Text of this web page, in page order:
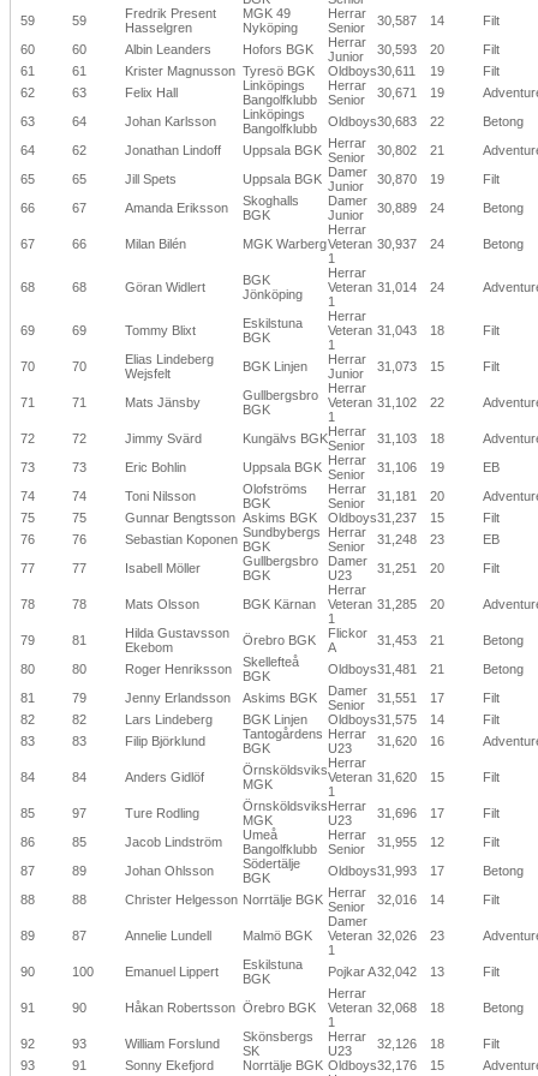
59
59
Fredrik Present
Hasselgren
MGK 49
Nyköping
Herrar
Senior
30,587 14
Filt
60
60 Albin Leanders Hofors BGK
Herrar
Junior
30,593 20
Filt
61
61 Krister Magnusson Tyresö BGK Oldboys30,611 19
Filt
62
63 Felix Hall
Linköpings
Bangolfklubb
Herrar
Senior
30,671 19
63
64 Johan Karlsson
Linköpings
Bangolfklubb
Oldboys30,683 22
Betong
64
62 Jonathan Lindoff Uppsala BGK Herrar
Senior
30,802 21
65
65 Jill Spets Uppsala BGK Damer
Junior
30,870 19
Filt
66
67 Amanda Eriksson
Skoghalls
BGK
Damer
Junior
30,889 24 Betong
67 66 Milan Bilén MGK Warberg
Herrar
Veteran
1
30,937 24 Betong
68 68 Göran Widlert
BGK
Jönköping
Herrar
Veteran
1
31,014 24
69 69 Tommy Blixt
Eskilstuna
BGK
Herrar
Veteran
1
31,043 18 Filt
70 70
Elias Lindeberg
Wejsfelt
BGK Linjen
Herrar
Junior
31,073 15 Filt
71 71 Mats Jänsby
Gullbergsbro
BGK
Herrar
Veteran
1
31,102 22
72 72 Jimmy Svärd Kungälvs BGKHerrar
Senior
31,103 18
73
73 Eric Bohlin Uppsala BGK Herrar
Senior
31,106 19
EB
74
74 Toni Nilsson
Olofströms
BGK
Herrar
Senior
31,181 20
75
75 Gunnar Bengtsson Askims BGK Oldboys31,237 15
Filt
76
76 Sebastian Koponen Sundbybergs
BGK
Herrar
Senior
31,248 23
EB
77
77 Isabell Möller
Gullbergsbro
BGK
Damer
U23
31,251 20 Filt
78 78 Mats Olsson BGK Kärnan
Herrar
Veteran
1
31,285 20
79 81
Hilda Gustavsson
Ekebom
Örebro BGK
Flickor
A
31,453 21
Betong
80
80 Roger Henriksson
Skellefteå
BGK
Oldboys31,481 21
Betong
81
79 Jenny Erlandsson Askims BGK
Damer
Senior
31,551 17
Filt
82
82 Lars Lindeberg BGK Linjen Oldboys31,575 14
Filt
83
83 Filip Björklund
Tantogårdens
BGK
Herrar
U23
31,620 16
84 84 Anders Gidlöf
Örnsköldsviks
MGK
Herrar
Veteran
1
31,620 15 Filt
85 97 Ture Rodling
Örnsköldsviks
MGK
Herrar
U23
31,696 17
Filt
86
85 Jacob Lindström
Umeå
Bangolfklubb
Herrar
Senior
31,955 12
Filt
87
89 Johan Ohlsson
Södertälje
BGK
Oldboys31,993 17
Betong
88
88 Christer Helgesson Norrtälje BGK Herrar
Senior
32,016 14 Filt
89 87 Annelie Lundell Malmö BGK
Damer
Veteran
1
32,026 23
90 100 Emanuel Lippert
Eskilstuna
BGK
Pojkar A32,042 13 Filt
91 90 Håkan Robertsson Örebro BGK
Herrar
Veteran
1
32,068 18 Betong
92 93 William Forslund
Skönsbergs
SK
Herrar
U23
32,126 18
Filt
93
91 Sonny Ekefjord Norrtälje BGK Oldboys32,176 15